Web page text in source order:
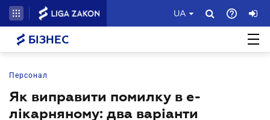
UA
БІЗНЕС
Персонал
Як виправити помилку в е-
лікарняному: два варіанти